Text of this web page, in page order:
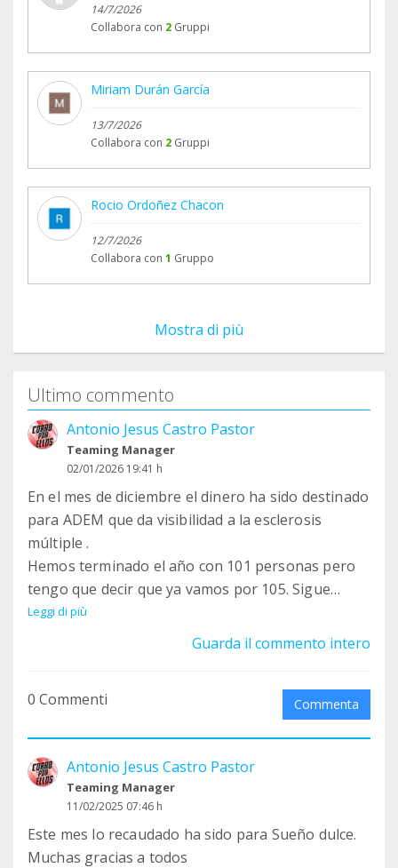
14/7/2026
Collabora con 2 Gruppi
Miriam Durán García
13/7/2026
Collabora con 2 Gruppi
Rocio Ordoñez Chacon
12/7/2026
Collabora con 1 Gruppo
Mostra di più
Ultimo commento
Antonio Jesus Castro Pastor
Teaming Manager
02/01/2026 19:41 h
En el mes de diciembre el dinero ha sido destinado
para ADEM que da visibilidad a la esclerosis
múltiple .
Hemos terminado el año con 101 personas pero
tengo que decir que ya vamos por 105. Sigue
creciendo está bonita familia y todo es por la
visibilidad que dais todos ustedes
Leggi di più
Guarda il commento intero
0 Commenti Commenta
Antonio Jesus Castro Pastor
Teaming Manager
11/02/2025 07:46 h
Este mes lo recaudado ha sido para Sueño dulce.
Muchas gracias a todos